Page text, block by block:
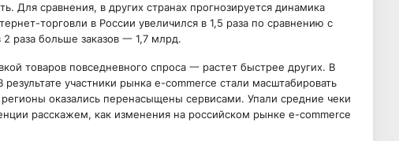
Для сравнения, в других странах прогнозируется динамика
торговли в России увеличился в 1,5 раза по сравнению с
раза больше заказов 一 1,7 млрд.
товаров повседневного спроса 一 растет быстрее других. В
участники рынка e-commerce стали масштабировать
оказались перенасыщены сервисами. Упали средние чеки
расскажем, как изменения на российском рынке e-commerce